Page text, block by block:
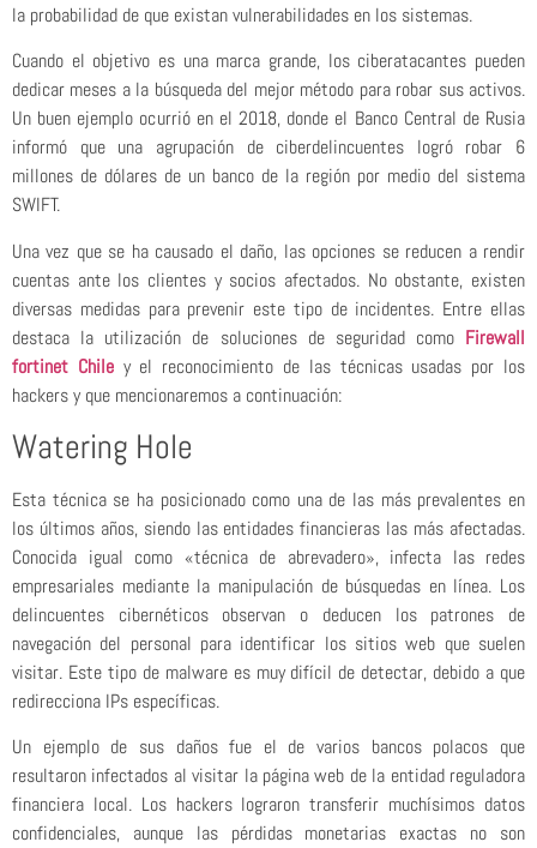
la probabilidad de que existan vulnerabilidades en los sistemas.
Cuando el objetivo es una marca grande, los ciberatacantes pueden
dedicar meses a la búsqueda del mejor método para robar sus activos.
Un buen ejemplo ocurrió en el 2018, donde el Banco Central de Rusia
informó que una agrupación de ciberdelincuentes logró robar 6
millones de dólares de un banco de la región por medio del sistema
SWIFT.
Una vez que se ha causado el daño, las opciones se reducen a rendir
cuentas ante los clientes y socios afectados. No obstante, existen
diversas medidas para prevenir este tipo de incidentes. Entre ellas
destaca la utilización de soluciones de seguridad como Firewall
fortinet Chiley el reconocimiento de las técnicas usadas por los
hackers y que mencionaremos a continuación:
Watering Hole
Esta técnica se ha posicionado como una de las más prevalentes en
los últimos años, siendo las entidades financieras las más afectadas.
Conocida igual como «técnica de abrevadero», infecta las redes
empresariales mediante la manipulación de búsquedas en línea. Los
delincuentes cibernéticos observan o deducen los patrones de
navegación del personal para identificar los sitios web que suelen
visitar. Este tipo de malware es muy difícil de detectar, debido a que
redirecciona IPs específicas.
Un ejemplo de sus daños fue el de varios bancos polacos que
resultaron infectados al visitar la página web de la entidad reguladora
financiera local. Los hackers lograron transferir muchísimos datos
confidenciales, aunque las pérdidas monetarias exactas no son